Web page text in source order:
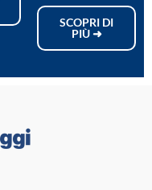
SCOPRI DI
PIÙ ➜